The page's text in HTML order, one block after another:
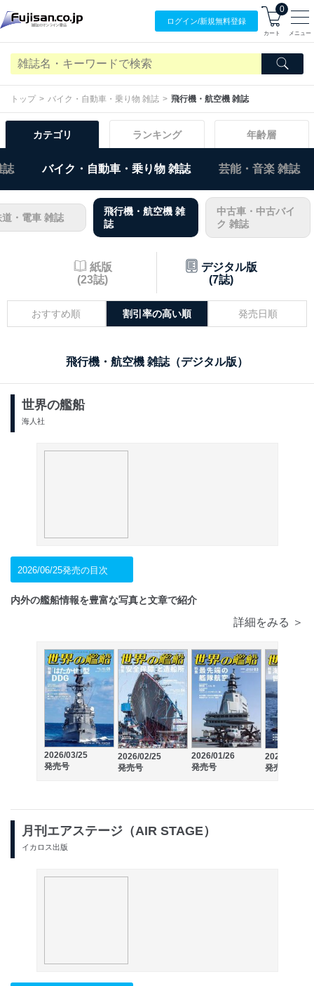
ログイン/新規無料登録
0
カート メニュー
トップ バイク・自動車・乗り物 雑誌 飛行機・航空機 雑誌
カテゴリ ランキング 年齢層
誌 バイク・自動車・乗り物 雑誌 芸能・音楽 雑誌
道・電車 雑誌
飛行機・航空機 雑
誌
中古車・中古バイ
ク 雑誌
紙版
(23誌)
デジタル版
(7誌)
おすすめ順 割引率の高い順 発売日順
飛行機・航空機 雑誌（デジタル版）
世界の艦船
海人社
2026/06/25発売の目次
内外の艦船情報を豊富な写真と文章で紹介
詳細をみる ＞
2026/03/25
発売号
2026/02/25
発売号
2026/01/26
発売号
2025/12/25
発売号
月刊エアステージ（AIR STAGE）
イカロス出版